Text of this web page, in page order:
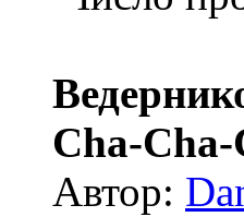
Cha-Cha-
Автор: